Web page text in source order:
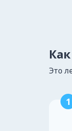
Это
1